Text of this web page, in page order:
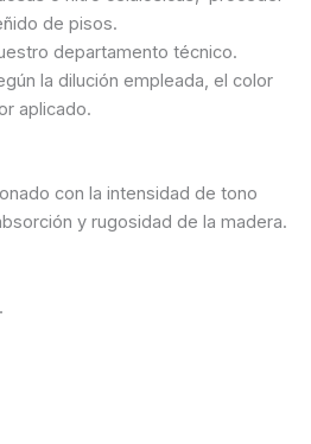
de pisos.
departamento técnico.
la dilución empleada, el color
aplicado.
con la intensidad de tono
y rugosidad de la madera.